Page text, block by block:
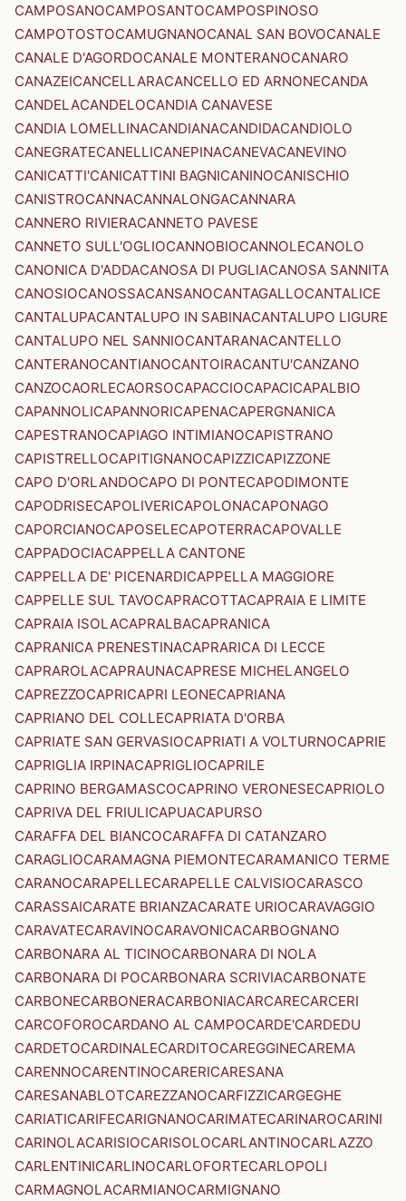
CAMPOSANOCAMPOSANTOCAMPOSPINOSO
CAMPOTOSTOCAMUGNANOCANAL SAN BOVOCANALE
CANALE D'AGORDOCANALE MONTERANOCANARO
CANAZEICANCELLARACANCELLO ED ARNONECANDA
CANDELACANDELOCANDIA CANAVESE
CANDIA LOMELLINACANDIANACANDIDACANDIOLO
CANEGRATECANELLICANEPINACANEVACANEVINO
CANICATTI'CANICATTINI BAGNICANINOCANISCHIO
CANISTROCANNACANNALONGACANNARA
CANNERO RIVIERACANNETO PAVESE
CANNETO SULL'OGLIOCANNOBIOCANNOLECANOLO
CANONICA D'ADDACANOSA DI PUGLIACANOSA SANNITA
CANOSIOCANOSSACANSANOCANTAGALLOCANTALICE
CANTALUPACANTALUPO IN SABINACANTALUPO LIGURE
CANTALUPO NEL SANNIOCANTARANACANTELLO
CANTERANOCANTIANOCANTOIRACANTU'CANZANO
CANZOCAORLECAORSOCAPACCIOCAPACICAPALBIO
CAPANNOLICAPANNORICAPENACAPERGNANICA
CAPESTRANOCAPIAGO INTIMIANOCAPISTRANO
CAPISTRELLOCAPITIGNANOCAPIZZICAPIZZONE
CAPO D'ORLANDOCAPO DI PONTECAPODIMONTE
CAPODRISECAPOLIVERICAPOLONACAPONAGO
CAPORCIANOCAPOSELECAPOTERRACAPOVALLE
CAPPADOCIACAPPELLA CANTONE
CAPPELLA DE' PICENARDICAPPELLA MAGGIORE
CAPPELLE SUL TAVOCAPRACOTTACAPRAIA E LIMITE
CAPRAIA ISOLACAPRALBACAPRANICA
CAPRANICA PRENESTINACAPRARICA DI LECCE
CAPRAROLACAPRAUNACAPRESE MICHELANGELO
CAPREZZOCAPRICAPRI LEONECAPRIANA
CAPRIANO DEL COLLECAPRIATA D'ORBA
CAPRIATE SAN GERVASIOCAPRIATI A VOLTURNOCAPRIE
CAPRIGLIA IRPINACAPRIGLIOCAPRILE
CAPRINO BERGAMASCOCAPRINO VERONESECAPRIOLO
CAPRIVA DEL FRIULICAPUACAPURSO
CARAFFA DEL BIANCOCARAFFA DI CATANZARO
CARAGLIOCARAMAGNA PIEMONTECARAMANICO TERME
CARANOCARAPELLECARAPELLE CALVISIOCARASCO
CARASSAICARATE BRIANZACARATE URIOCARAVAGGIO
CARAVATECARAVINOCARAVONICACARBOGNANO
CARBONARA AL TICINOCARBONARA DI NOLA
CARBONARA DI POCARBONARA SCRIVIACARBONATE
CARBONECARBONERACARBONIACARCARECARCERI
CARCOFOROCARDANO AL CAMPOCARDE'CARDEDU
CARDETOCARDINALECARDITOCAREGGINECAREMA
CARENNOCARENTINOCARERICARESANA
CARESANABLOTCAREZZANOCARFIZZICARGEGHE
CARIATICARIFECARIGNANOCARIMATECARINAROCARINI
CARINOLACARISIOCARISOLOCARLANTINOCARLAZZO
CARLENTINICARLINOCARLOFORTECARLOPOLI
CARMAGNOLACARMIANOCARMIGNANO